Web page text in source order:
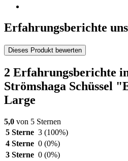
Erfahrungsberichte
Dieses Produkt bewerten
2 Erfahrungsberichte
Strömshaga Schüssel
Large
5,0 von 5 Sternen
5 Sterne 3 (100%)
4 Sterne 0 (0%)
3 Sterne 0 (0%)